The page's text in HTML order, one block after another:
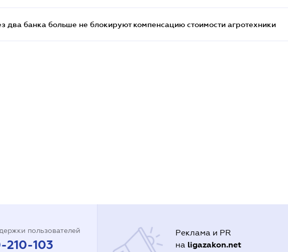
два банка больше не блокируют компенсацию стоимости агротехники
пользователей
103
Реклама и PR
на ligazakon.net